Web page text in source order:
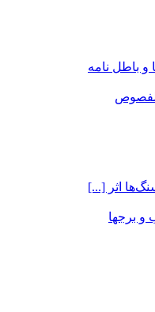
باطل نامه
اثر [...]
و برجها